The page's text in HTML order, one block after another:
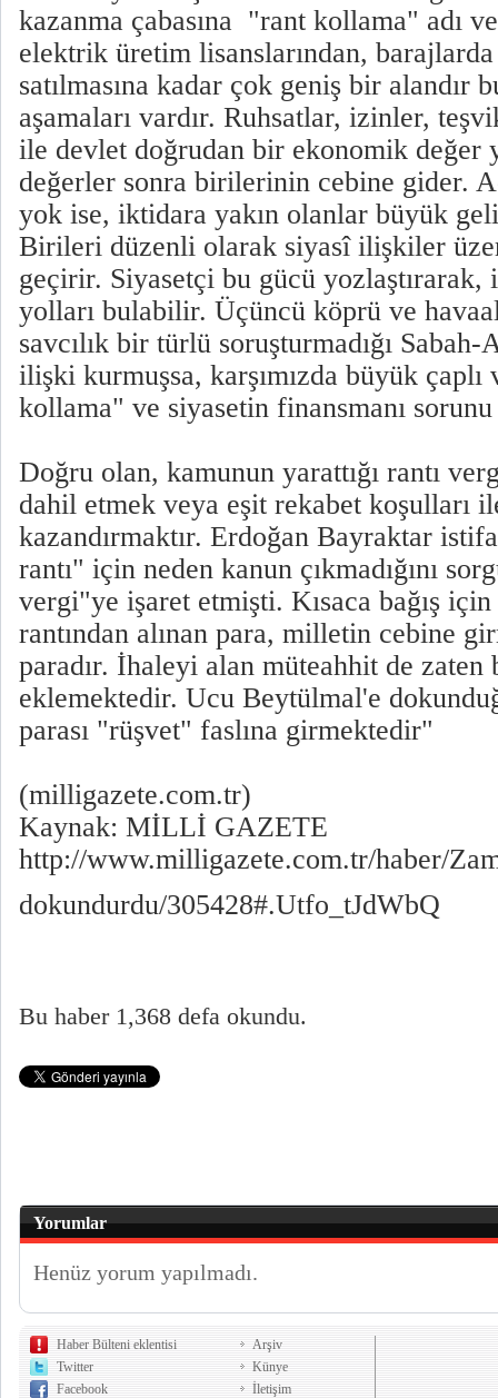
kazanma çabasına "rant kollama" adı
elektrik üretim lisanslarından,
satılmasına kadar çok geniş bir alandır
aşamaları vardır. Ruhsatlar, izinler,
ile devlet doğrudan bir ekonomik değer
değerler sonra birilerinin cebine gider.
yok ise, iktidara yakın olanlar büyük
Birileri düzenli olarak siyasî ilişkiler
geçirir. Siyasetçi bu gücü yozlaştırarak,
yolları bulabilir. Üçüncü köprü ve
savcılık bir türlü soruşturmadığı Sabah-
ilişki kurmuşsa, karşımızda büyük
kollama" ve siyasetin finansmanı sorunu
Doğru olan, kamunun yarattığı rantı
dahil etmek veya eşit rekabet koşulları
kazandırmaktır. Erdoğan Bayraktar
rantı" için neden kanun çıkmadığını
vergi"ye işaret etmişti. Kısaca bağış
rantından alınan para, milletin cebine
paradır. İhaleyi alan müteahhit de zaten
eklemektedir. Ucu Beytülmal'e
parası "rüşvet" faslına girmektedir"
(milligazete.com.tr)
Kaynak: MİLLİ GAZETE
http://www.milligazete.com.tr/haber/
dokundurdu/305428#.Utfo_tJdWbQ
Bu haber 1,368 defa okundu.
Yorumlar
Henüz yorum yapılmadı.
Haber Bülteni eklentisi
Twitter
Facebook
Arşiv
Künye
İletişim